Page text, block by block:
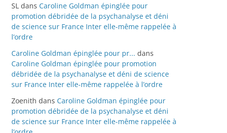
SL dans Caroline Goldman épinglée pour
promotion débridée de la psychanalyse et déni
de science sur France Inter elle-même rappelée à
l’ordre
Caroline Goldman épinglée pour pr... dans
Caroline Goldman épinglée pour promotion
débridée de la psychanalyse et déni de science
sur France Inter elle-même rappelée à l’ordre
Zoenith dans Caroline Goldman épinglée pour
promotion débridée de la psychanalyse et déni
de science sur France Inter elle-même rappelée à